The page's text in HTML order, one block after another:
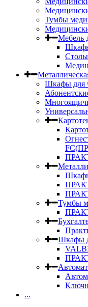
Тумбы
Мебель
Шкафы для
Тумбы
Шкафы
...